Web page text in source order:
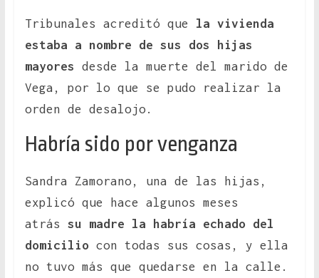
Tribunales acreditó que la vivienda
estaba a nombre de sus dos hijas
mayores desde la muerte del marido de
Vega, por lo que se pudo realizar la
orden de desalojo.
Habría sido por venganza
Sandra Zamorano, una de las hijas,
explicó que hace algunos meses
atrás su madre la habría echado del
domicilio con todas sus cosas, y ella
no tuvo más que quedarse en la calle.